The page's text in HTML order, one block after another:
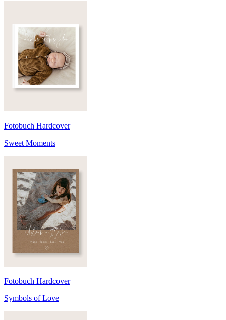
Fotobuch Hardcover
Sweet Moments
Fotobuch Hardcover
Symbols of Love